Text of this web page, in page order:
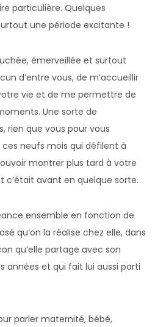
particulière. Quelques
une période excitante !
émerveillée et surtout
d’entre vous, de m’accueillir
vie et de me permettre de
Une sorte de
rien que vous pour vous
neufs mois qui défilent à
montrer plus tard à votre
avant en quelque sorte.
ensemble en fonction de
qu’on la réalise chez elle, dans
qu’elle partage avec son
années et qui fait lui aussi parti
parler maternité, bébé,